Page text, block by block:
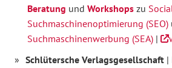
Beratung und Workshops zu
Suchmaschinenoptimierung (SEO)
Suchmaschinenwerbung (SEA) |
Schlütersche Verlagsgesellschaft |